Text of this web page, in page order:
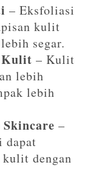
– Eksfoliasi
kulit
segar.
Kulit – Kulit
lebih
lebih
–
dapat
kulit dengan